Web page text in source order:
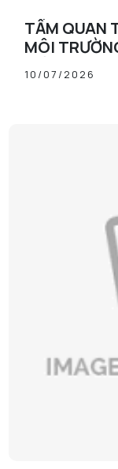
TẦM QUAN
MÔI
HIỆN ĐẠI
10/07/2026